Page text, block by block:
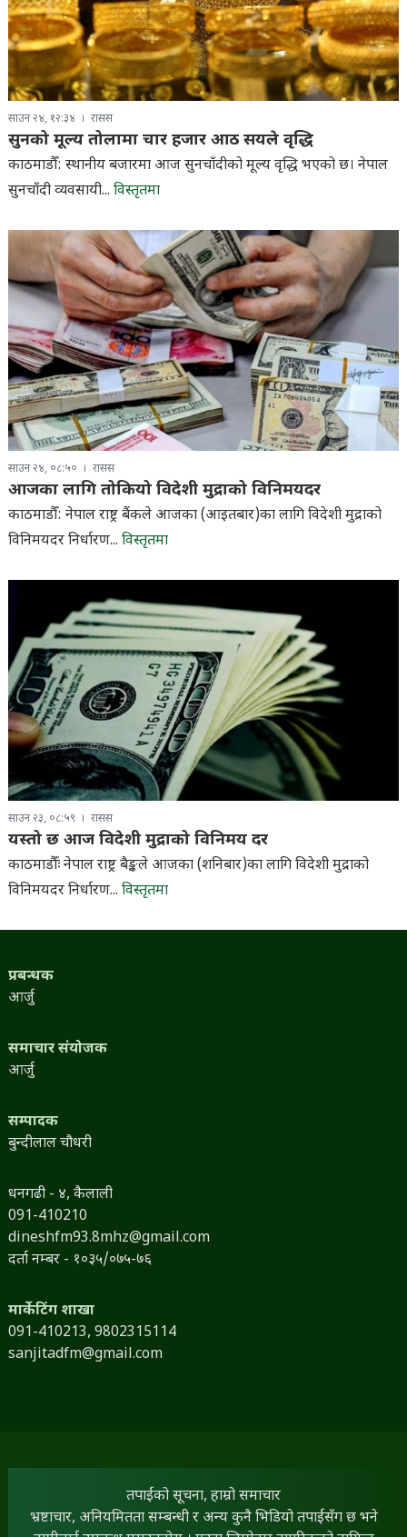
साउन २४, १२:३४ रासस
सुनको मूल्य तोलामा चार हजार आठ सयले वृद्धि
काठमाडौँ: स्थानीय बजारमा आज सुनचाँदीको मूल्य वृद्धि भएको छ। नेपाल
सुनचाँदी व्यवसायी... विस्तृतमा
साउन २४, ०८:५० रासस
आजका लागि तोकियो विदेशी मुद्राको विनिमयदर
काठमाडौँ: नेपाल राष्ट्र बैंकले आजका (आइतबार)का लागि विदेशी मुद्राको
विनिमयदर निर्धारण... विस्तृतमा
साउन २३, ०८:५९ रासस
यस्तो छ आज विदेशी मुद्राको विनिमय दर
काठमाडौँः नेपाल राष्ट्र बैङ्कले आजका (शनिबार)का लागि विदेशी मुद्राको
विनिमयदर निर्धारण... विस्तृतमा
प्रबन्धक
आर्जु
समाचार संयोजक
आर्जु
सम्पादक
बुन्दीलाल चौधरी
धनगढी - ४, कैलाली
091-410210
dineshfm93.8mhz@gmail.com
दर्ता नम्बर - १०३५/०७५-७६
मार्केटिंग शाखा
091-410213, 9802315114
sanjitadfm@gmail.com
तपाईंको सूचना, हाम्रो समाचार
भ्रष्टाचार, अनियमितता सम्बन्धी र अन्य कुनै भिडियो तपाईंसँग छ भने